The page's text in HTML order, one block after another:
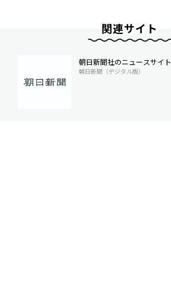
関連サイト
朝日新聞社のニュースサイト
朝日新聞（デジタル版）